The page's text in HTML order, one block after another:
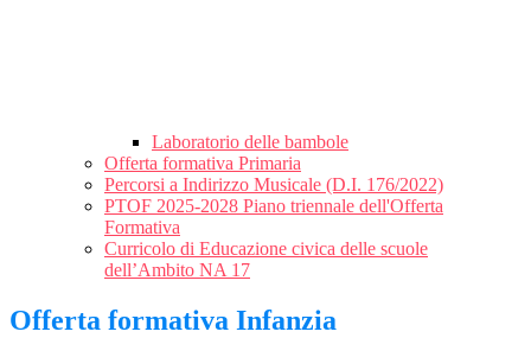
Laboratorio delle bambole
Offerta formativa Primaria
Percorsi a Indirizzo Musicale (D.I. 176/2022)
PTOF 2025-2028 Piano triennale dell'Offerta
Formativa
Curricolo di Educazione civica delle scuole
dell’Ambito NA 17
Offerta formativa Infanzia